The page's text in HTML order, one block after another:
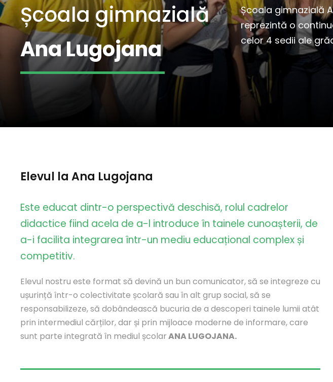
Școala gimnazială
Ana Lugojana
Școala gimnazială
reprezintă o
celor 4 sedii ale
Elevul la Ana Lugojana
Este educat dintr-o perspectivă deschisă, rolul cadrelor
didactice fiind acela de a-l introduce în tainele cunoașterii, de
a-i facilita integrarea într-un mediu educațional complex și
competitiv.
Elevul nostru este format să devină un bun comunicator, să se integreze cu
ușurință într-o colectivitate școlară sau în alt grup social, să se
responsabilizeze, să dobândească bucuria de a descoperi tainele lumii atât
prin intermediul cărților, dar și prin mijloace moderne de informare, care
sunt parte integrată în mediul școlarANA LUGOJANA.